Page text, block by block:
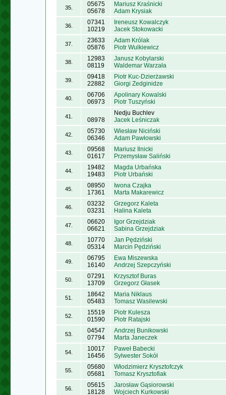
35.
05675
05678
Mariusz Kraśnicki
Adam Krysiak
36.
07341
10219
Ireneusz Kowalczyk
Jacek Stokowacki
37.
23633
05876
Adam Królak
Piotr Wulkiewicz
38.
12983
08119
Janusz Kobylarski
Waldemar Warzała
39.
09418
22882
Piotr Kuc-Dzierżawski
Giorgi Zedginidze
40.
06706
06973
Apolinary Kowalski
Piotr Tuszyński
41. 08978
Nedju Buchlev
Jacek Leśniczak
42.
05730
06346
Wiesław Niciński
Adam Pawłowski
43.
09568
01617
Mariusz Ilnicki
Przemysław Saliński
44.
19482
19483
Magda Urbańska
Piotr Urbański
45.
08950
17361
Iwona Czajka
Marta Makarewicz
46.
03232
03231
Grzegorz Kaleta
Halina Kaleta
47.
06620
06621
Igor Grzejdziak
Sabina Grzejdziak
48.
10770
05314
Jan Pędziński
Marcin Pędziński
49.
06795
16140
Ewa Miszewska
Andrzej Szepczyński
50.
07291
13709
Krzysztof Buras
Grzegorz Głasek
51.
18642
05483
Maria Niklaus
Tomasz Wasilewski
52.
15519
01590
Piotr Kulesza
Piotr Ratajski
53.
04547
07794
Andrzej Bunikowski
Marta Janeczek
54.
10017
16456
Paweł Babecki
Sylwester Sokół
55.
05680
05681
Włodzimierz Krysztofczyk
Tomasz Krysztofiak
56.
05615
18128
Jarosław Gąsiorowski
Wojciech Kurkowski